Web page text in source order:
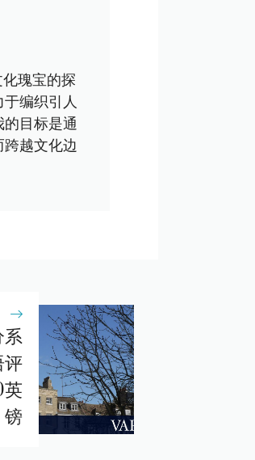
瑰宝的探
编织引人
目标是通
越文化边
评
镑